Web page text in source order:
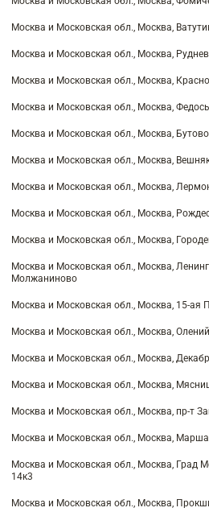
Москва и Московская обл., Москва,
Москва и Московская обл., Москва,
Москва и Московская обл., Москва,
Москва и Московская обл., Москва,
Москва и Московская обл., Москва,
Москва и Московская обл., Москва,
Москва и Московская обл., Москва,
Москва и Московская обл., Москва,
Москва и Московская обл., Москва,
Москва и Московская обл., Москва,
Молжаниново
Москва и Московская обл., Москва, 15-ая
Москва и Московская обл., Москва,
Москва и Московская обл., Москва,
Москва и Московская обл., Москва,
Москва и Московская обл., Москва, пр-т
Москва и Московская обл., Москва,
Москва и Московская обл., Москва, Град
14к3
Москва и Московская обл., Москва,